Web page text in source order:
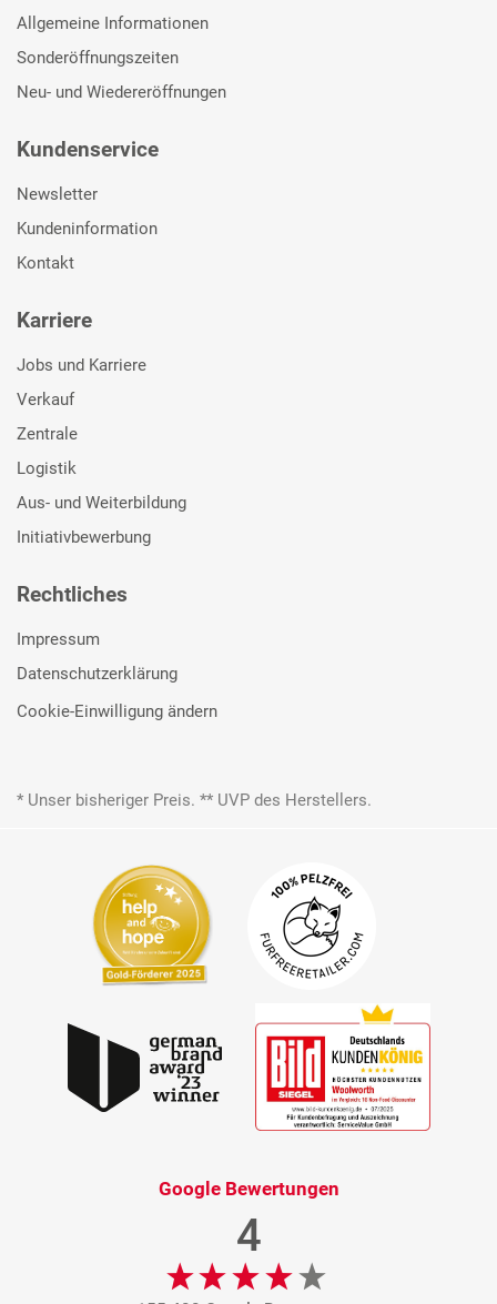
Allgemeine Informationen
Sonderöffnungszeiten
Neu- und Wiedereröffnungen
Kundenservice
Newsletter
Kundeninformation
Kontakt
Karriere
Jobs und Karriere
Verkauf
Zentrale
Logistik
Aus- und Weiterbildung
Initiativbewerbung
Rechtliches
Impressum
Datenschutzerklärung
Cookie-Einwilligung ändern
* Unser bisheriger Preis. ** UVP des Herstellers.
Google Bewertungen
4